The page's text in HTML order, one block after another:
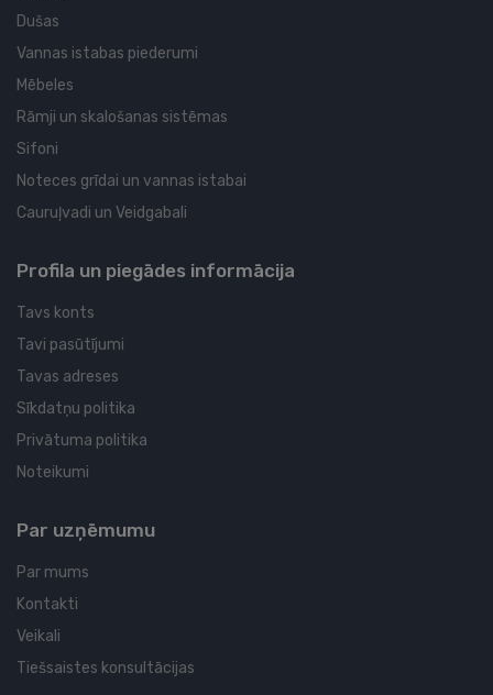
Dušas
Vannas istabas piederumi
Mēbeles
Rāmji un skalošanas sistēmas
Sifoni
Noteces grīdai un vannas istabai
Cauruļvadi un Veidgabali
Profila un piegādes informācija
Tavs konts
Tavi pasūtījumi
Tavas adreses
Sīkdatņu politika
Privātuma politika
Noteikumi
Par uzņēmumu
Par mums
Kontakti
Veikali
Tiešsaistes konsultācijas